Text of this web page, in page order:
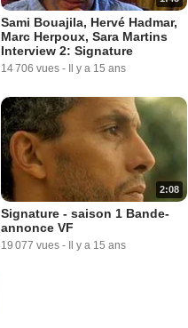
Sami Bouajila, Hervé Hadmar,
Marc Herpoux, Sara Martins
Interview 2: Signature
14 706 vues - Il y a 15 ans
2:08
Signature - saison 1 Bande-
annonce VF
19 077 vues - Il y a 15 ans